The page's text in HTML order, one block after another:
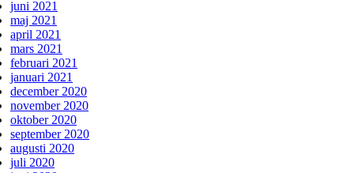
juni 2021
maj 2021
april 2021
mars 2021
februari 2021
januari 2021
december 2020
november 2020
oktober 2020
september 2020
augusti 2020
juli 2020